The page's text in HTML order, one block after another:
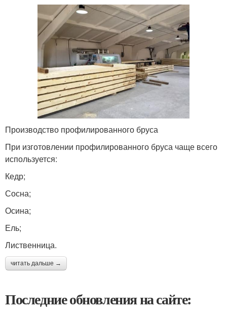
Производство профилированного бруса
При изготовлении профилированного бруса чаще всего
используется:
Кедр;
Сосна;
Осина;
Ель;
Лиственница.
читать дальше →
Последние обновления на сайте: